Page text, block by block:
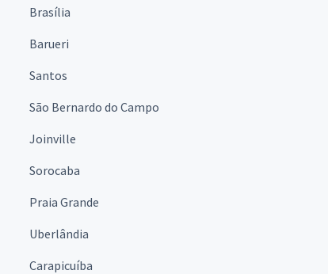
Brasília
Barueri
Santos
São Bernardo do Campo
Joinville
Sorocaba
Praia Grande
Uberlândia
Carapicuíba